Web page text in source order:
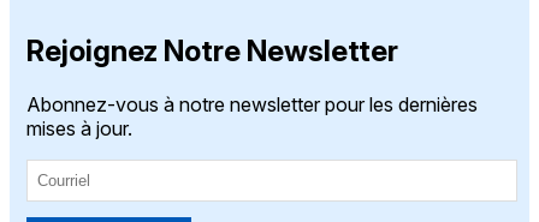
Rejoignez Notre Newsletter
Abonnez-vous à notre newsletter pour les dernières
mises à jour.